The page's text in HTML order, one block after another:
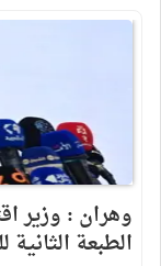
وهران : وزير
الطبعة